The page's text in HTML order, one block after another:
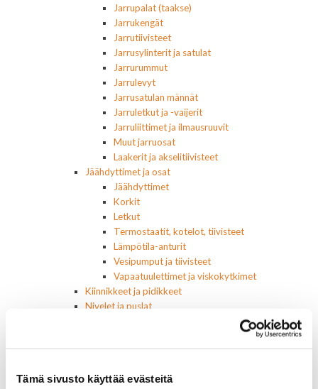
Tämä sivusto käyttää evästeitä
Jarrupalat (taakse)
Jarrukengät
Jarrutiivisteet
Jarrusylinterit ja satulat
Jarrurummut
Jarrulevyt
Jarrusatulan männät
Jarruletkut ja -vaijerit
Jarruliittimet ja ilmausruuvit
Muut jarruosat
Laakerit ja akselitiivisteet
Jäähdyttimet ja osat
Jäähdyttimet
Korkit
Letkut
Termostaatit, kotelot, tiivisteet
Lämpötila-anturit
Vesipumput ja tiivisteet
Vapaatuulettimet ja viskokytkimet
Kiinnikkeet ja pidikkeet
Nivelet ja puslat
Raidetangonpäät sisempi
Vakaajan linkit